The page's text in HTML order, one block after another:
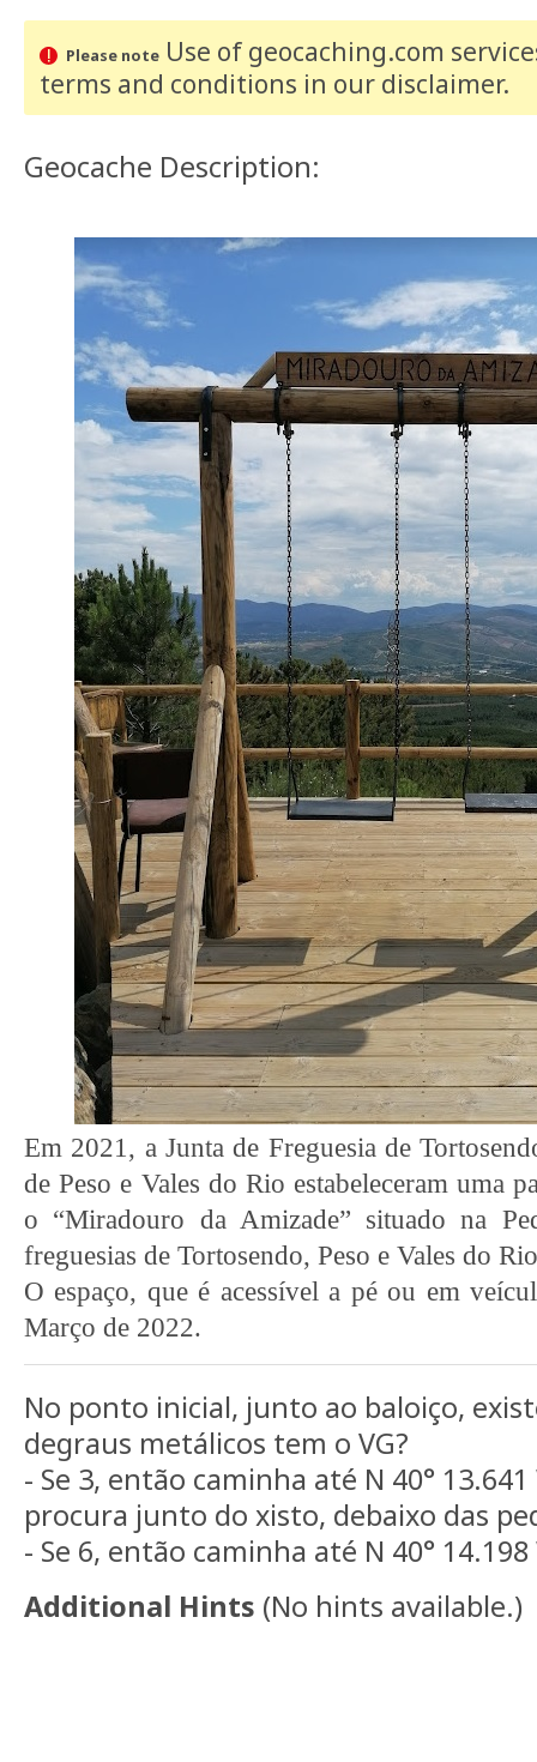
Please noteUse of geocaching.com
terms and conditions in our disclaimer.
Geocache Description:
Em 2021, a Junta de Freguesia de
de Peso e Vales do Rio estabeleceram uma
o “Miradouro da Amizade” situado na
freguesias de Tortosendo, Peso e Vales do
O espaço, que é acessível a pé ou em
Março de 2022.
No ponto inicial, junto ao baloiço,
degraus metálicos tem o VG?
- Se 3, então caminha até N 40° 13.641
procura junto do xisto, debaixo das
- Se 6, então caminha até N 40° 14.198
Additional Hints (No hints available.)